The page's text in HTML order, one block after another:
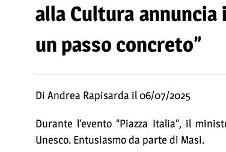
alla Cultura annuncia
un passo concreto”
Di Andrea Rapisarda il 06/07/2025
Durante l’evento “Piazza Italia”, il
Unesco. Entusiasmo da parte di Masi.